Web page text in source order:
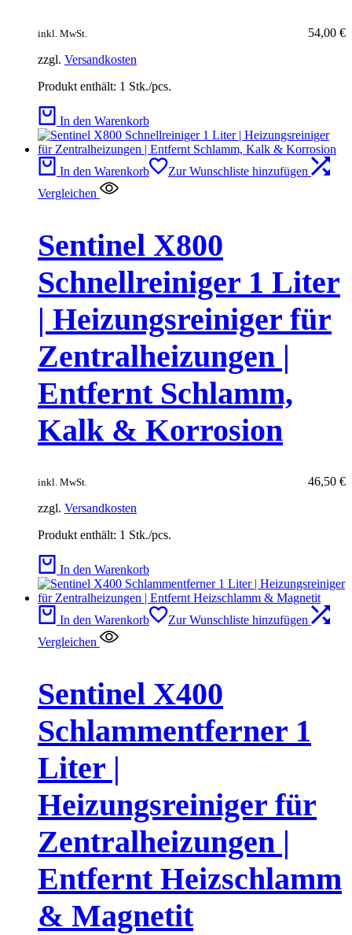
54,00 €
inkl. MwSt.
zzgl. Versandkosten
Produkt enthält: 1 Stk./pcs.
In den Warenkorb
In den Warenkorb
Zur Wunschliste hinzufügen
Vergleichen
Sentinel X800
Schnellreiniger 1 Liter
| Heizungsreiniger für
Zentralheizungen |
Entfernt Schlamm,
Kalk & Korrosion
46,50 €
inkl. MwSt.
zzgl. Versandkosten
Produkt enthält: 1 Stk./pcs.
In den Warenkorb
In den Warenkorb
Zur Wunschliste hinzufügen
Vergleichen
Sentinel X400
Schlammentferner 1
Liter |
Heizungsreiniger für
Zentralheizungen |
Entfernt Heizschlamm
& Magnetit